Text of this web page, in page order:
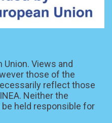
Union. Views and
those of the
reflect those
Neither the
be held responsible for